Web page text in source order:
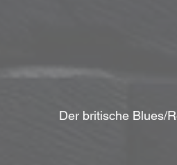
Der britische Blues/